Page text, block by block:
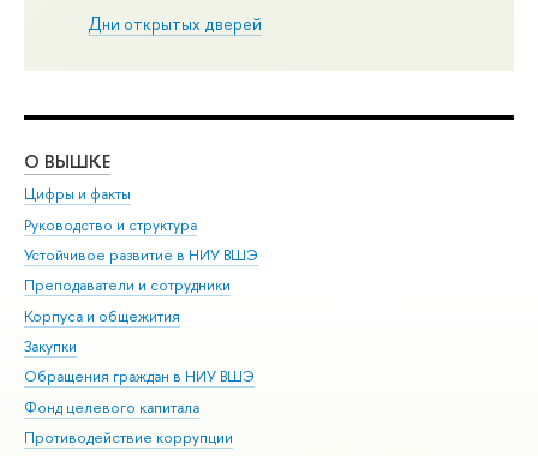
Дни открытых дверей
О ВЫШКЕ
Цифры и факты
Руководство и структура
Устойчивое развитие в НИУ ВШЭ
Преподаватели и сотрудники
Корпуса и общежития
Закупки
Обращения граждан в НИУ ВШЭ
Фонд целевого капитала
Противодействие коррупции